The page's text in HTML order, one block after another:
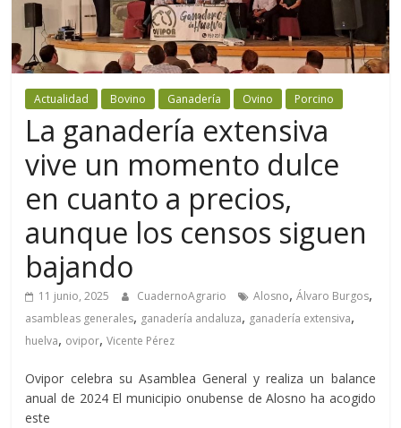
Actualidad Bovino Ganadería Ovino Porcino
La ganadería extensiva
vive un momento dulce
en cuanto a precios,
aunque los censos siguen
bajando
11 junio, 2025 CuadernoAgrario Alosno,Álvaro Burgos,
asambleas generales, ganadería andaluza, ganadería extensiva,
huelva, ovipor,Vicente Pérez
Ovipor celebra su Asamblea General y realiza un balance
anual de 2024 El municipio onubense de Alosno ha acogido
este